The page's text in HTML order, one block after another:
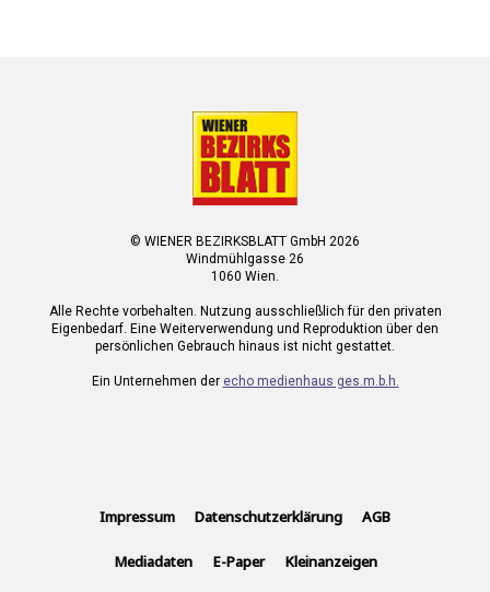
© WIENER BEZIRKSBLATT GmbH 2026
Windmühlgasse 26
1060 Wien.
Alle Rechte vorbehalten. Nutzung ausschließlich für den privaten
Eigenbedarf. Eine Weiterverwendung und Reproduktion über den
persönlichen Gebrauch hinaus ist nicht gestattet.
Ein Unternehmen der echo medienhaus ges.m.b.h.
Impressum Datenschutzerklärung AGB
Mediadaten E-Paper Kleinanzeigen